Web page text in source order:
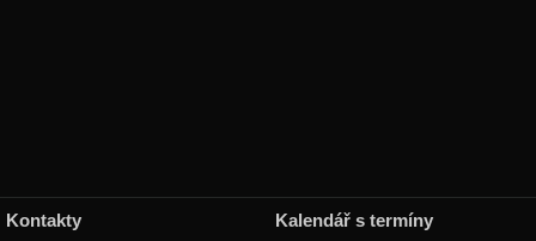
Kontakty Kalendář s termíny